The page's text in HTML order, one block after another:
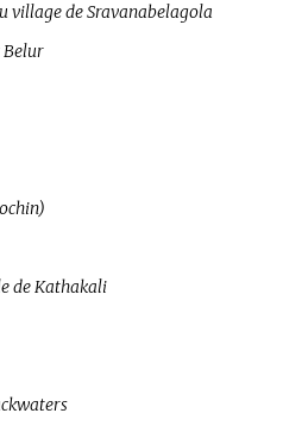
village de Sravanabelagola
Belur
de Kathakali